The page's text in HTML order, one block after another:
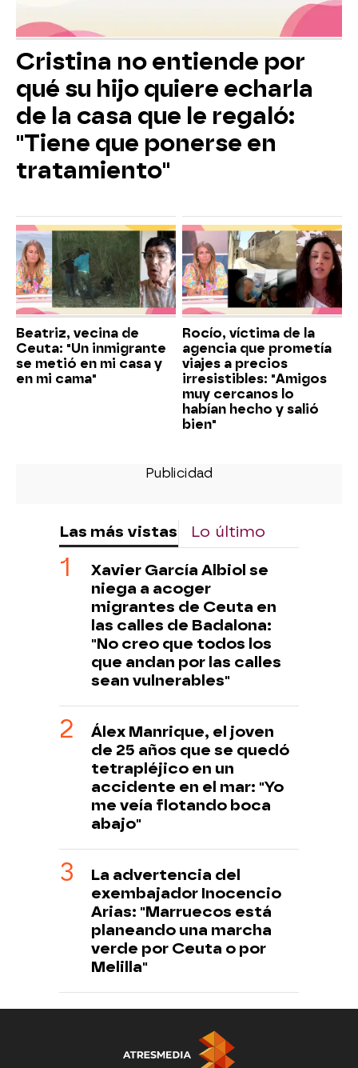
Cristina no entiende por
qué su hijo quiere echarla
de la casa que le regaló:
"Tiene que ponerse en
tratamiento"
Beatriz, vecina de
Ceuta: "Un inmigrante
se metió en mi casa y
en mi cama"
Rocío, víctima de la
agencia que prometía
viajes a precios
irresistibles: "Amigos
muy cercanos lo
habían hecho y salió
bien"
Las más vistas Lo último
Xavier García Albiol se
niega a acoger
migrantes de Ceuta en
las calles de Badalona:
"No creo que todos los
que andan por las calles
sean vulnerables"
Álex Manrique, el joven
de 25 años que se quedó
tetrapléjico en un
accidente en el mar: "Yo
me veía flotando boca
abajo"
La advertencia del
exembajador Inocencio
Arias: "Marruecos está
planeando una marcha
verde por Ceuta o por
Melilla"